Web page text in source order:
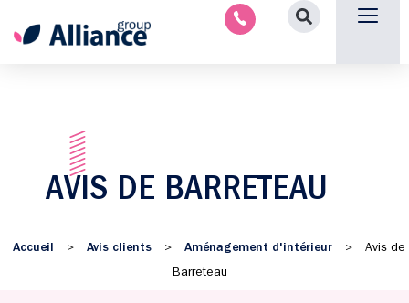
AVIS DE BARRETEAU
Accueil > Avis clients > Aménagement d'intérieur > Avis de
Barreteau